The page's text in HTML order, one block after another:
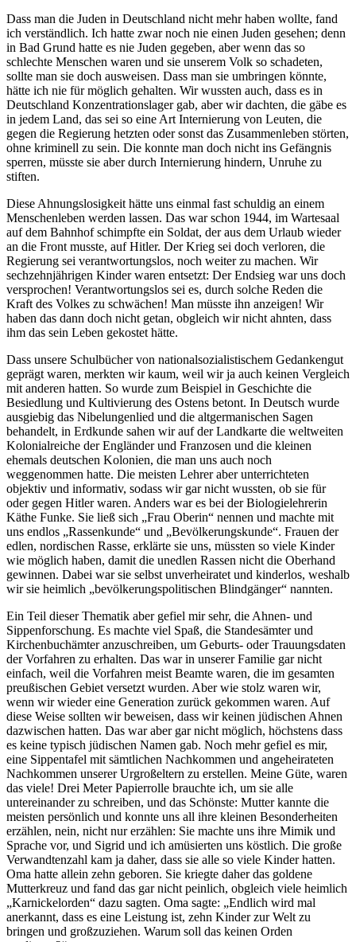
Dass man die Juden in Deutschland nicht mehr haben wollte, fand
ich verständlich. Ich hatte zwar noch nie einen Juden gesehen; denn
in Bad Grund hatte es nie Juden gegeben, aber wenn das so
schlechte Menschen waren und sie unserem Volk so schadeten,
sollte man sie doch ausweisen. Dass man sie umbringen könnte,
hätte ich nie für möglich gehalten. Wir wussten auch, dass es in
Deutschland Konzentrationslager gab, aber wir dachten, die gäbe es
in jedem Land, das sei so eine Art Internierung von Leuten, die
gegen die Regierung hetzten oder sonst das Zusammenleben störten,
ohne kriminell zu sein. Die konnte man doch nicht ins Gefängnis
sperren, müsste sie aber durch Internierung hindern, Unruhe zu
stiften.
Diese Ahnungslosigkeit hätte uns einmal fast schuldig an einem
Menschenleben werden lassen. Das war schon 1944, im Wartesaal
auf dem Bahnhof schimpfte ein Soldat, der aus dem Urlaub wieder
an die Front musste, auf Hitler. Der Krieg sei doch verloren, die
Regierung sei verantwortungslos, noch weiter zu machen. Wir
sechzehnjährigen Kinder waren entsetzt: Der Endsieg war uns doch
versprochen! Verantwortungslos sei es, durch solche Reden die
Kraft des Volkes zu schwächen! Man müsste ihn anzeigen! Wir
haben das dann doch nicht getan, obgleich wir nicht ahnten, dass
ihm das sein Leben gekostet hätte.
Dass unsere Schulbücher von nationalsozialistischem Gedankengut
geprägt waren, merkten wir kaum, weil wir ja auch keinen Vergleich
mit anderen hatten. So wurde zum Beispiel in Geschichte die
Besiedlung und Kultivierung des Ostens betont. In Deutsch wurde
ausgiebig das Nibelungenlied und die altgermanischen Sagen
behandelt, in Erdkunde sahen wir auf der Landkarte die weltweiten
Kolonialreiche der Engländer und Franzosen und die kleinen
ehemals deutschen Kolonien, die man uns auch noch
weggenommen hatte. Die meisten Lehrer aber unterrichteten
objektiv und informativ, sodass wir gar nicht wussten, ob sie für
oder gegen Hitler waren. Anders war es bei der Biologielehrerin
Käthe Funke. Sie ließ sich
Frau Oberin
nennen und machte mit
uns endlos
Rassenkunde und Bevölkerungskunde . Frauen der
edlen, nordischen Rasse, erklärte sie uns, müssten so viele Kinder
wie möglich haben, damit die unedlen Rassen nicht die Oberhand
gewinnen. Dabei war sie selbst unverheiratet und kinderlos, weshalb
wir sie heimlich
bevölkerungspolitischen Blindgänger
nannten.
Ein Teil dieser Thematik aber gefiel mir sehr, die Ahnen- und
Sippenforschung. Es machte viel Spaß, die Standesämter und
Kirchenbuchämter anzuschreiben, um Geburts- oder Trauungsdaten
der Vorfahren zu erhalten. Das war in unserer Familie gar nicht
einfach, weil die Vorfahren meist Beamte waren, die im gesamten
preußischen Gebiet versetzt wurden. Aber wie stolz waren wir,
wenn wir wieder eine Generation zurück gekommen waren. Auf
diese Weise sollten wir beweisen, dass wir keinen jüdischen Ahnen
dazwischen hatten. Das war aber gar nicht möglich, höchstens dass
es keine typisch jüdischen Namen gab. Noch mehr gefiel es mir,
eine Sippentafel mit sämtlichen Nachkommen und angeheirateten
Nachkommen unserer Urgroßeltern zu erstellen. Meine Güte, waren
das viele! Drei Meter Papierrolle brauchte ich, um sie alle
untereinander zu schreiben, und das Schönste: Mutter kannte die
meisten persönlich und konnte uns all ihre kleinen Besonderheiten
erzählen, nein, nicht nur erzählen: Sie machte uns ihre Mimik und
Sprache vor, und Sigrid und ich amüsierten uns köstlich. Die große
Verwandtenzahl kam ja daher, dass sie alle so viele Kinder hatten.
Oma hatte allein zehn geboren. Sie kriegte daher das goldene
Mutterkreuz und fand das gar nicht peinlich, obgleich viele heimlich
Karnickelorden
dazu sagten. Oma sagte:
Endlich wird mal
anerkannt, dass es eine Leistung ist, zehn Kinder zur Welt zu
bringen und großzuziehen. Warum soll das keinen Orden